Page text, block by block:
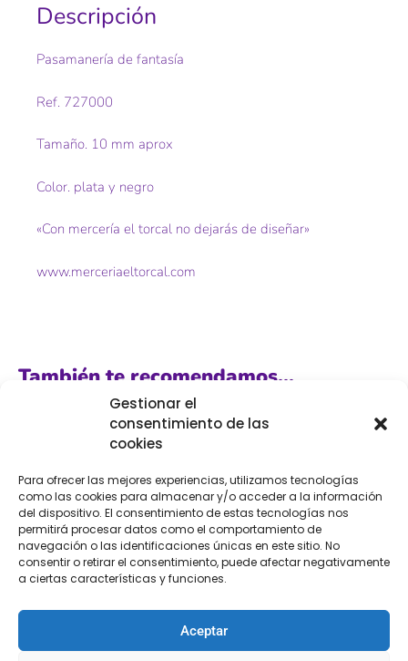
Gestionar el
consentimiento de las
cookies
Para ofrecer las mejores experiencias, utilizamos tecnologías
como las cookies para almacenar y/o acceder a la información
del dispositivo. El consentimiento de estas tecnologías nos
permitirá procesar datos como el comportamiento de
navegación o las identificaciones únicas en este sitio. No
consentir o retirar el consentimiento, puede afectar negativamente
a ciertas características y funciones.
Aceptar
Descripción
Pasamanería de fantasía
Ref. 727000
Tamaño. 10 mm aprox
Color. plata y negro
«Con mercería el torcal no dejarás de diseñar»
www.merceriaeltorcal.com
También te recomendamos…